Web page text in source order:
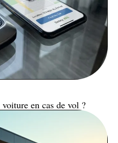
en cas de vol ?